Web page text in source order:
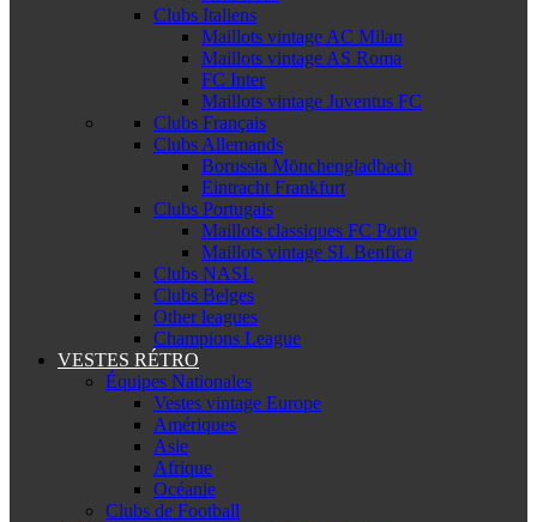
Clubs Italiens
Maillots vintage AC Milan
Maillots vintage AS Roma
FC Inter
Maillots vintage Juventus FC
Clubs Français
Clubs Allemands
Borussia Mönchengladbach
Eintracht Frankfurt
Clubs Portugais
Maillots classiques FC Porto
Maillots vintage SL Benfica
Clubs NASL
Clubs Belges
Other leagues
Champions League
VESTES RÉTRO
Équipes Nationales
Vestes vintage Europe
Amériques
Asie
Afrique
Océanie
Clubs de Football